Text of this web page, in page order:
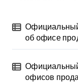
об офисе
Официальный
офисов